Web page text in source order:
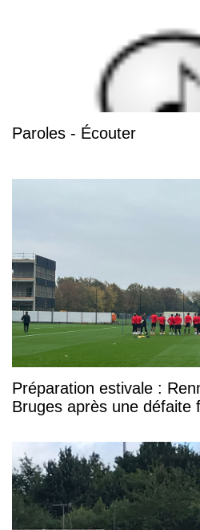
Paroles - Écouter
Préparation estivale :
Bruges après une défaite